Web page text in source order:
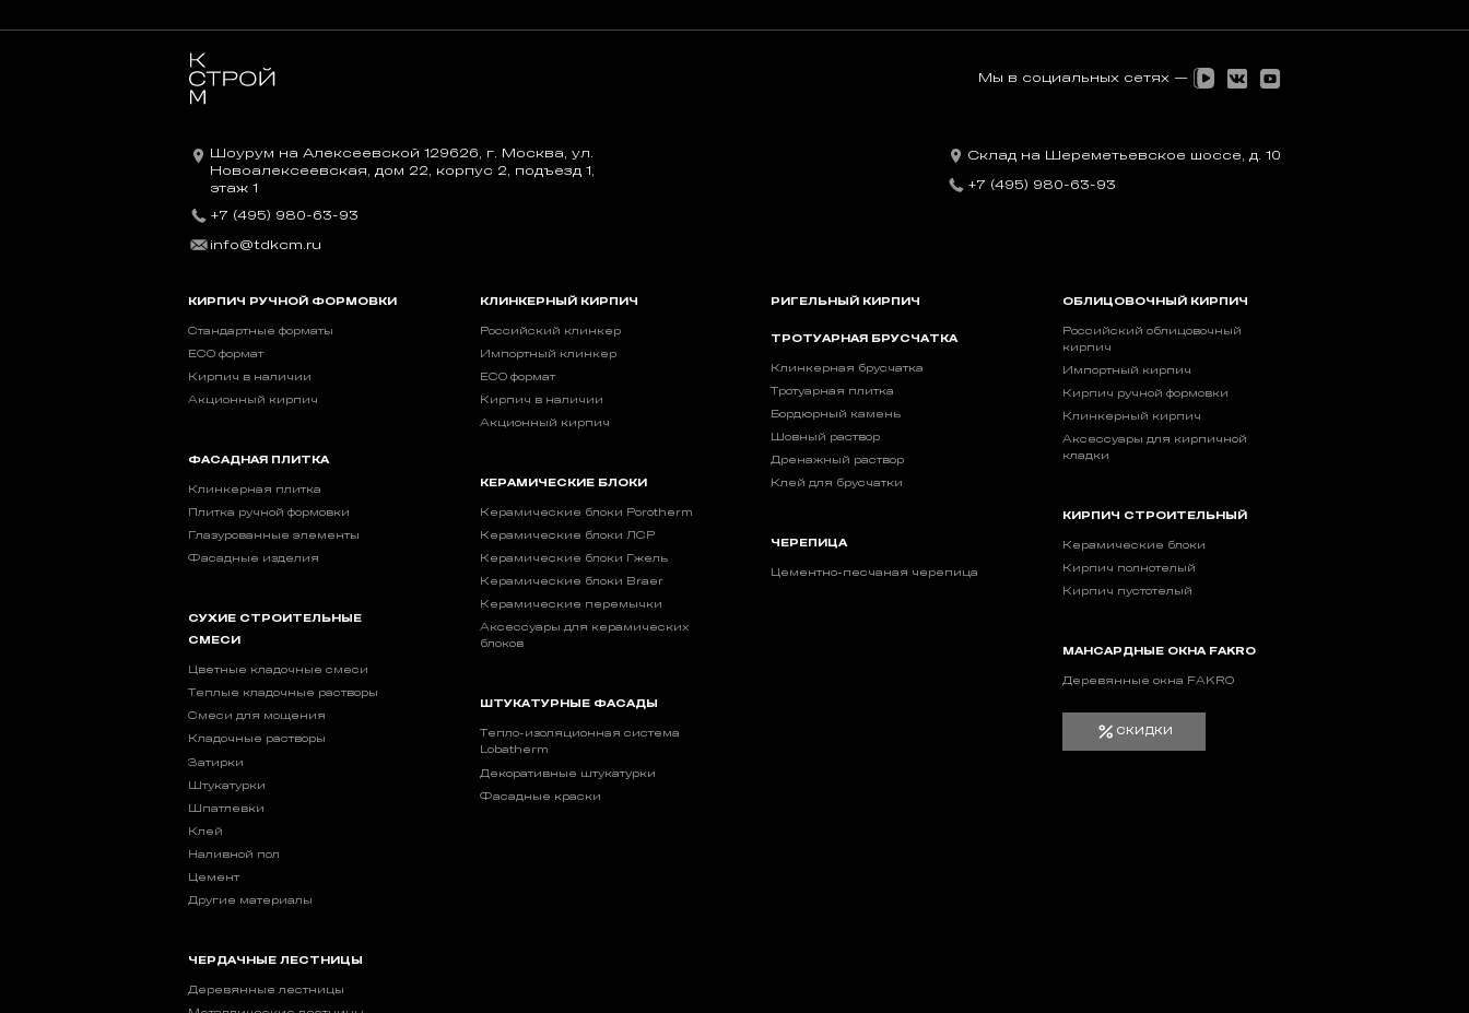
Мы в социальных сетях —
Шоурум на Алексеевской 129626, г. Москва, ул.
Новоалексеевская, дом 22, корпус 2, подъезд 1,
этаж 1
+7 (495) 980-63-93
info@tdkcm.ru
Склад на Шереметьевское шоссе, д. 10
+7 (495) 980-63-93
КИРПИЧ РУЧНОЙ ФОРМОВКИ
Стандартные форматы
ECO формат
Кирпич в наличии
Акционный кирпич
ФАСАДНАЯ ПЛИТКА
Клинкерная плитка
Плитка ручной формовки
Глазурованные элементы
Фасадные изделия
СУХИЕ СТРОИТЕЛЬНЫЕ
СМЕСИ
Цветные кладочные смеси
Теплые кладочные растворы
Смеси для мощения
Кладочные растворы
Затирки
Штукатурки
Шпатлевки
Клей
Наливной пол
Цемент
Другие материалы
ЧЕРДАЧНЫЕ ЛЕСТНИЦЫ
Деревянные лестницы
КЛИНКЕРНЫЙ КИРПИЧ
Российский клинкер
Импортный клинкер
ECO формат
Кирпич в наличии
Акционный кирпич
КЕРАМИЧЕСКИЕ БЛОКИ
Керамические блоки Porotherm
Керамические блоки ЛСР
Керамические блоки Гжель
Керамические блоки Braer
Керамические перемычки
Аксессуары для керамических
блоков
ШТУКАТУРНЫЕ ФАСАДЫ
Тепло-изоляционная система
Lobatherm
Декоративные штукатурки
Фасадные краски
РИГЕЛЬНЫЙ КИРПИЧ
ТРОТУАРНАЯ БРУСЧАТКА
Клинкерная брусчатка
Тротуарная плитка
Бордюрный камень
Шовный раствор
Дренажный раствор
Клей для брусчатки
ЧЕРЕПИЦА
Цементно-песчаная черепица
ОБЛИЦОВОЧНЫЙ КИРПИЧ
Российский облицовочный
кирпич
Импортный кирпич
Кирпич ручной формовки
Клинкерный кирпич
Аксессуары для кирпичной
кладки
КИРПИЧ СТРОИТЕЛЬНЫЙ
Керамические блоки
Кирпич полнотелый
Кирпич пустотелый
МАНСАРДНЫЕ ОКНА FAKRO
Деревянные окна FAKRO
СКИДКИ